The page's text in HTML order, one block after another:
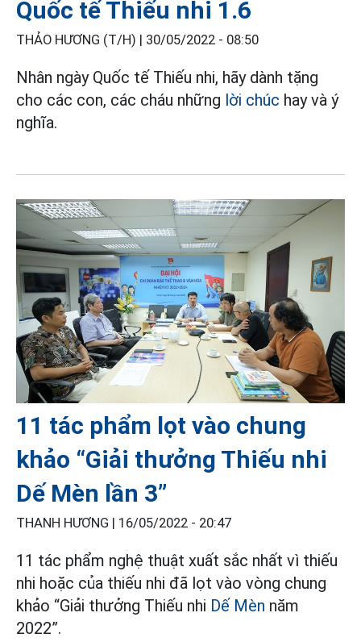
Quốc tế Thiếu nhi 1.6
THẢO HƯƠNG (T/H) | 30/05/2022 - 08:50
Nhân ngày Quốc tế Thiếu nhi, hãy dành tặng
cho các con, các cháu những lời chúc hay và ý
nghĩa.
11 tác phẩm lọt vào chung
khảo “Giải thưởng Thiếu nhi
Dế Mèn lần 3”
THANH HƯƠNG | 16/05/2022 - 20:47
11 tác phẩm nghệ thuật xuất sắc nhất vì thiếu
nhi hoặc của thiếu nhi đã lọt vào vòng chung
khảo “Giải thưởng Thiếu nhi Dế Mèn năm
2022”.